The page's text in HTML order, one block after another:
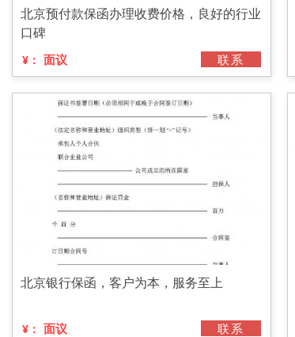
北京预付款保函办理收费价格，良好的行业
口碑
¥： 面议 联系
北京银行保函，客户为本，服务至上
¥： 面议 联系